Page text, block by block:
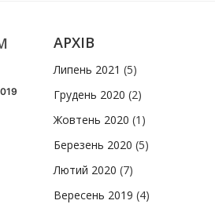
АРХІВ
Липень 2021 (5)
Грудень 2020 (2)
Жовтень 2020 (1)
Березень 2020 (5)
Лютий 2020 (7)
Вересень 2019 (4)